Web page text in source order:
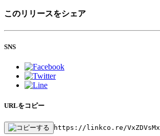
このリリースをシェア
SNS
URLをコピー
https://linkco.re/VxZDVsMx